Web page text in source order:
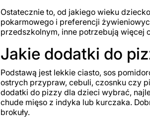
Ostatecznie to, od jakiego wieku
pokarmowego i preferencji
przedszkolnym, inne potrzebują więcej
Jakie dodatki do
Podstawą jest lekkie ciasto, sos
ostrych przypraw, cebuli, czosnku czy
dodatki do pizzy dla dzieci wybrać,
chude mięso z indyka lub kurczaka.
brokuły.